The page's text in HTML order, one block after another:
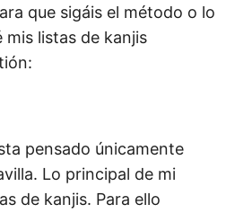
que sigáis el método o lo
mis listas de kanjis
pensado únicamente
Lo principal de mi
de kanjis. Para ello